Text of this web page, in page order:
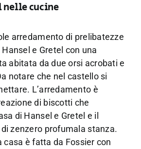
nelle cucine
arredamento di prelibatezze
e Gretel con una
abitata da due orsi acrobati e
notare che nel castello si
L’arredamento è
di biscotti che
di Hansel e Gretel e il
zenzero profumala stanza.
è fatta da Fossier con